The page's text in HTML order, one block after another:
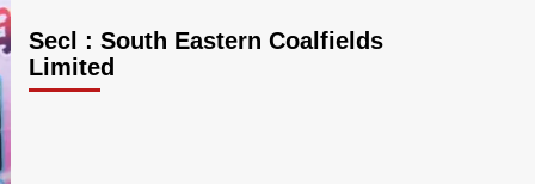
Secl : South Eastern Coalfields
Limited